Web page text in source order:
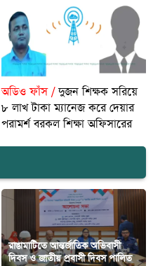
অডিও ফাঁস /দুজন শিক্ষক সরিয়ে
৮ লাখ টাকা ম্যানেজ করে দেয়ার
পরামর্শ বরকল শিক্ষা অফিসারের
‎রাঙামাটিতে আন্তর্জাতিক অভিবাসী
দিবস ও জাতীয় প্রবাসী দিবস পালিত